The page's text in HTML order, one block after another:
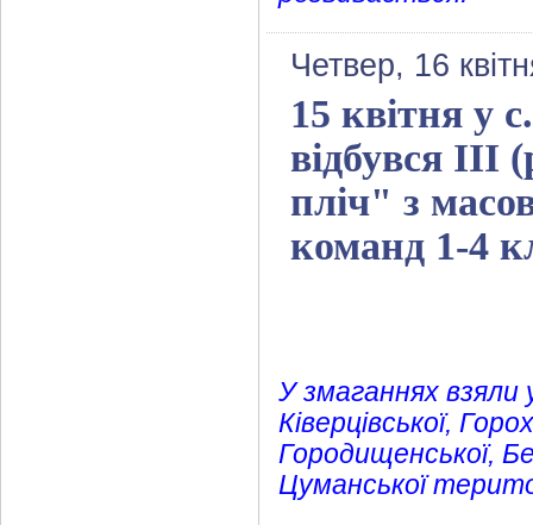
Четвер, 16
15 квітня у
відбувся
пліч" з
команд 1-4
У змаганнях взяли
Ківерцівської,
Городищенської,
Цуманської